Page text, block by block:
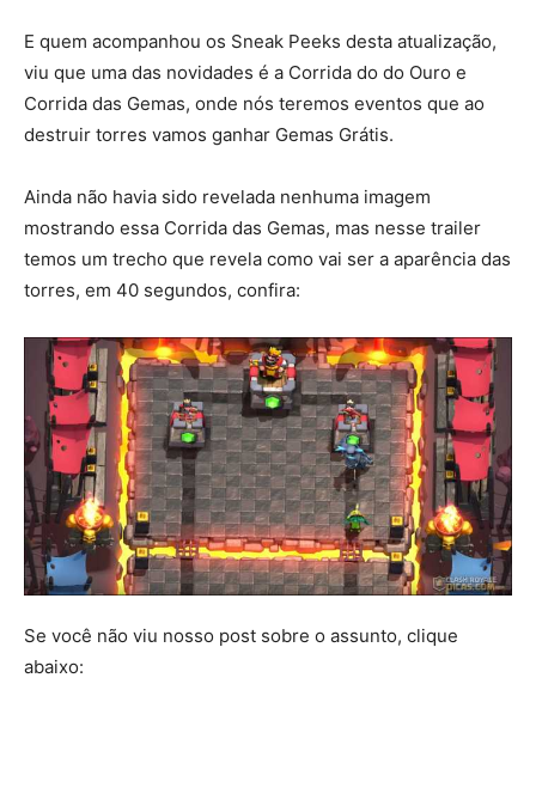
E quem acompanhou os Sneak Peeks desta atualização,
viu que uma das novidades é a Corrida do do Ouro e
Corrida das Gemas, onde nós teremos eventos que ao
destruir torres vamos ganhar Gemas Grátis.
Ainda não havia sido revelada nenhuma imagem
mostrando essa Corrida das Gemas, mas nesse trailer
temos um trecho que revela como vai ser a aparência das
torres, em 40 segundos, confira:
Se você não viu nosso post sobre o assunto, clique
abaixo: